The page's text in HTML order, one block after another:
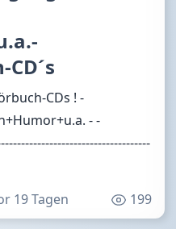
CDs ! -
- -
19 Tagen 199